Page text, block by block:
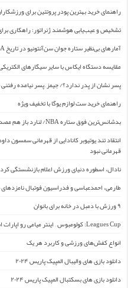
راهنمای خرید بهترین پودر پروتئین برای
تشخیص و عیب‌یابی هوشمند ژنراتور: راهکاری
آمارهای بی‌نظیر ستاره جوان سن‌آنتونیو در تاریخ NBA
مقایسه دستگاه ایکاس با سایر سیگارهای
پسر نشان از پدر ندارد؟/ جیمز ِ پسر نیامده
راهنمای خرید ست لوازم یوگا با تخفیف ویژه
بدشانس‌ترین فوق ستاره NBA/ لنارد باز هم مصدوم شد
قهرمانی نبود
نادال، اسطوره دنیای ورزش اعلام بازنشستگی کرد
طارمی، احمدعباسی و فدراسیون فوتبال
۹ ورزش با دمبل در خانه برای بانوان
Leagues Cup: کولومبوس – اینتر میامی رو اپارات اسپرت ببنید
انواع کفش‌های ورزشی و کاربرد هر یک
دانلود بازی های والیبال المپیک پاریس ۲۰۲۴
دانلود بازی های بسکتبال المپیک پاریس ۲۰۲۴